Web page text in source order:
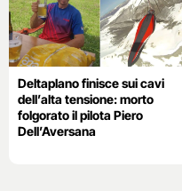
Deltaplano finisce sui cavi
dell’alta tensione: morto
folgorato il pilota Piero
Dell’Aversana